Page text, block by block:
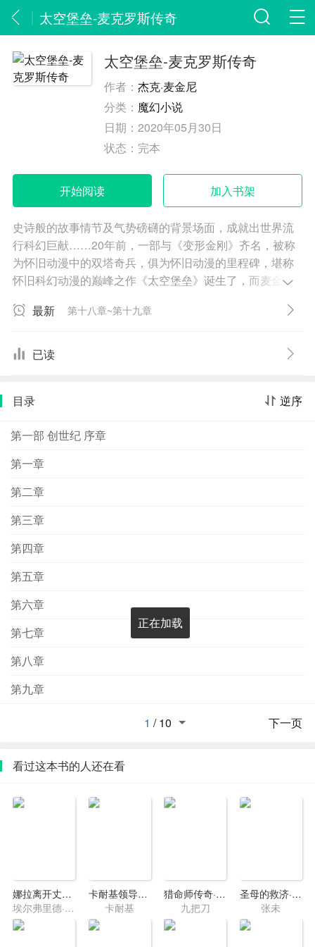
太空堡垒-麦克罗斯传奇
太空堡垒-麦克罗斯传奇
作者：杰克·麦金尼
分类： 魔幻小说
日期：2020年05月30日
状态： 完本
开始阅读 加入书架
史诗般的故事情节及气势磅礴的背景场面，成就出世界流
行科幻巨献……20年前，一部与《变形金刚》齐名，被称
为怀旧动漫中的双塔奇兵，俱为怀旧动漫的里程碑，堪称
怀旧科幻动漫的巅峰之作《太空堡垒》诞生了，而麦金尼
小说是不折不扣的科幻小说，小说场面宏大，节奏快捷，
准确而细腻。麦金尼成功运用了西方小说的幽默传统，很
最新 第十八章~第十九章
已读
逆序
目录
第一部 创世纪 序章
第一章
第二章
第三章
第四章
第五章
第六章
第七章
第八章
第九章
下一页
1 /10
看过这本书的人还在看
娜拉离开丈夫以后：耶利内克戏剧集
埃尔弗里德·耶利内克
卡耐基领导的艺术与管理智慧
卡耐基
猎命师传奇·卷三·摇滚吧，邓丽君！
九把刀
圣母的救济·数学女王的复仇
张未
正在加载